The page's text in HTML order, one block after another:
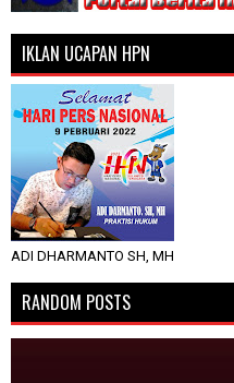
IKLAN UCAPAN HPN
ADI DHARMANTO SH, MH
RANDOM POSTS